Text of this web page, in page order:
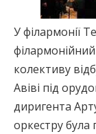
У філармонії
колективу
Авіві під
диригента
оркестру була